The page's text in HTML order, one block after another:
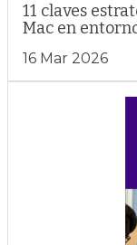
11 claves
Mac en
16 Mar 2026